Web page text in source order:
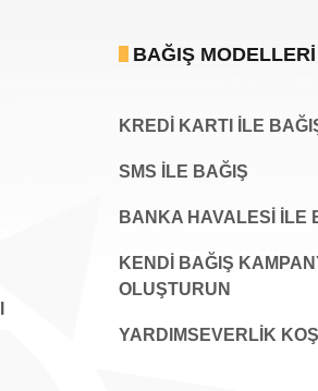
BAĞIŞ MODELLERI
KREDİ KARTI İLE
SMS İLE BAĞIŞ
BANKA HAVALESİ İLE
KENDİ BAĞIŞ
OLUŞTURUN
YARDIMSEVERLİK